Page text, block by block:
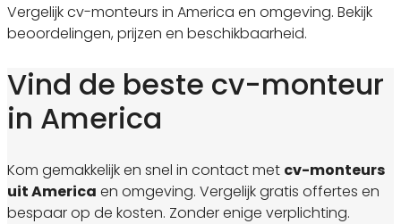
Vergelijk cv-monteurs in America en omgeving. Bekijk
beoordelingen, prijzen en beschikbaarheid.
Vind de beste cv-monteur
in America
Kom gemakkelijk en snel in contact met cv-monteurs
uit America en omgeving. Vergelijk gratis offertes en
bespaar op de kosten. Zonder enige verplichting.